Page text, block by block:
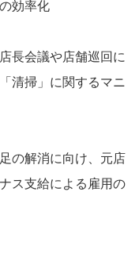
効率化
会議や店舗巡回に
清掃」に関するマニ
解消に向け、元店
ス支給による雇用の